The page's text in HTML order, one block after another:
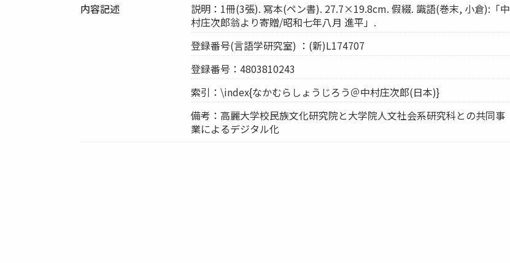
内容記述
説明：1冊(3張). 寫本(ペン書). 27.7×19.8cm. 假綴. 識語(巻末, 小倉):「中
村庄次郎翁より寄贈/昭和七年八月 進平」.
登録番号(言語学研究室) ：(新)L174707
登録番号：4803810243
索引：\index{なかむらしょうじろう＠中村庄次郎(日本)}
備考：高麗大学校民族文化研究院と大学院人文社会系研究科との共同事
業によるデジタル化